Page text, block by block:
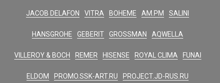
JACOB DELAFON VITRA BOHEME AM.PM SALINI
HANSGROHE GEBERIT GROSSMAN AQWELLA
VILLEROY & BOCH REMER HISENSE ROYAL CLIMA FUNAI
ELDOM PROMO.SSK-ART.RU PROJECT.JD-RUS.RU